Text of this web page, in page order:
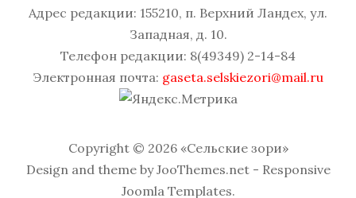
Адрес редакции: 155210, п. Верхний Ландех, ул.
Западная, д. 10.
Телефон редакции: 8(49349) 2-14-84
Электронная почта: gaseta.selskiezori@mail.ru
Copyright © 2026 «Сельские зори»
Design and theme by JooThemes.net - Responsive
Joomla Templates.